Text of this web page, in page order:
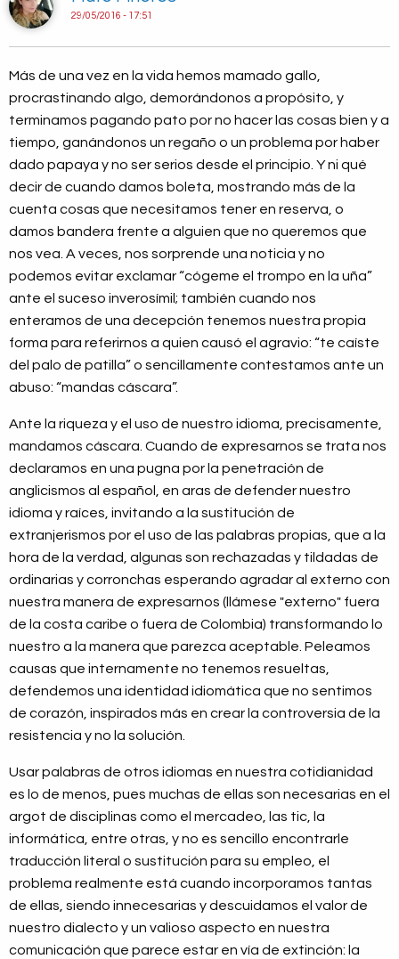
29/05/2016 - 17:51
Más de una vez en la vida hemos mamado gallo,
procrastinando algo, demorándonos a propósito, y
terminamos pagando pato por no hacer las cosas bien y a
tiempo, ganándonos un regaño o un problema por haber
dado papaya y no ser serios desde el principio. Y ni qué
decir de cuando damos boleta, mostrando más de la
cuenta cosas que necesitamos tener en reserva, o
damos bandera frente a alguien que no queremos que
nos vea. A veces, nos sorprende una noticia y no
podemos evitar exclamar “cógeme el trompo en la uña”
ante el suceso inverosímil; también cuando nos
enteramos de una decepción tenemos nuestra propia
forma para referirnos a quien causó el agravio: “te caíste
del palo de patilla” o sencillamente contestamos ante un
abuso: “mandas cáscara”.
Ante la riqueza y el uso de nuestro idioma, precisamente,
mandamos cáscara. Cuando de expresarnos se trata nos
declaramos en una pugna por la penetración de
anglicismos al español, en aras de defender nuestro
idioma y raíces, invitando a la sustitución de
extranjerismos por el uso de las palabras propias, que a la
hora de la verdad, algunas son rechazadas y tildadas de
ordinarias y corronchas esperando agradar al externo con
nuestra manera de expresarnos (llámese "externo" fuera
de la costa caribe o fuera de Colombia) transformando lo
nuestro a la manera que parezca aceptable. Peleamos
causas que internamente no tenemos resueltas,
defendemos una identidad idiomática que no sentimos
de corazón, inspirados más en crear la controversia de la
resistencia y no la solución.
Usar palabras de otros idiomas en nuestra cotidianidad
es lo de menos, pues muchas de ellas son necesarias en el
argot de disciplinas como el mercadeo, las tic, la
informática, entre otras, y no es sencillo encontrarle
traducción literal o sustitución para su empleo, el
problema realmente está cuando incorporamos tantas
de ellas, siendo innecesarias y descuidamos el valor de
nuestro dialecto y un valioso aspecto en nuestra
comunicación que parece estar en vía de extinción: la